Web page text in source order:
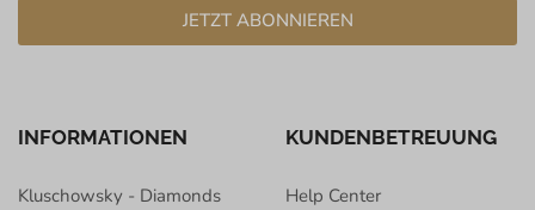
JETZT ABONNIEREN
INFORMATIONEN
Kluschowsky - Diamonds
KUNDENBETREUUNG
Help Center